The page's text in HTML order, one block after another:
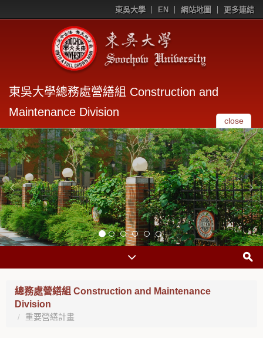
東吳大學 EN 網站地圖 更多連結
東吳大學總務處營繕組 Construction and
Maintenance Division
close
總務處營繕組 Construction and Maintenance
Division
重要營繕計畫